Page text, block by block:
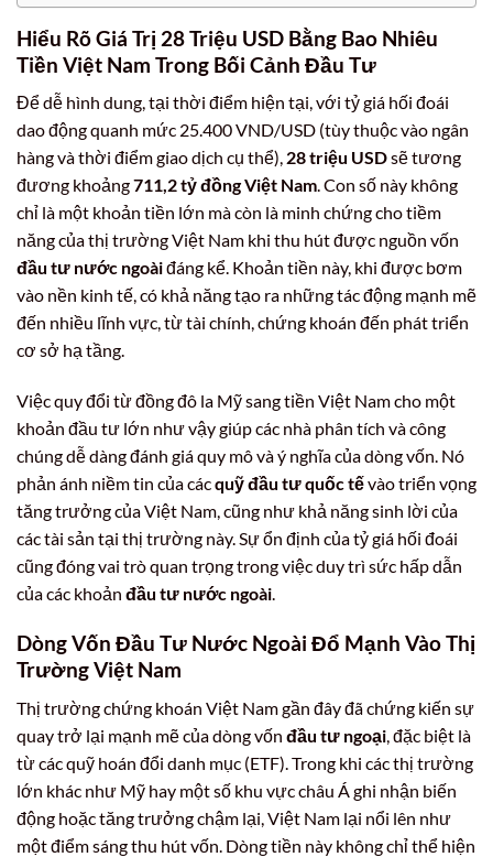
Hiểu Rõ Giá Trị 28 Triệu USD Bằng Bao Nhiêu
Tiền Việt Nam Trong Bối Cảnh Đầu Tư
Để dễ hình dung, tại thời điểm hiện tại, với tỷ giá hối đoái
dao động quanh mức 25.400 VND/USD (tùy thuộc vào ngân
hàng và thời điểm giao dịch cụ thể), 28 triệu USDsẽ tương
đương khoảng711,2 tỷ đồng Việt Nam. Con số này không
chỉ là một khoản tiền lớn mà còn là minh chứng cho tiềm
năng của thị trường Việt Nam khi thu hút được nguồn vốn
đầu tư nước ngoàiđáng kể. Khoản tiền này, khi được bơm
vào nền kinh tế, có khả năng tạo ra những tác động mạnh mẽ
đến nhiều lĩnh vực, từ tài chính, chứng khoán đến phát triển
cơ sở hạ tầng.
Việc quy đổi từ đồng đô la Mỹ sang tiền Việt Nam cho một
khoản đầu tư lớn như vậy giúp các nhà phân tích và công
chúng dễ dàng đánh giá quy mô và ý nghĩa của dòng vốn. Nó
phản ánh niềm tin của cácquỹ đầu tư quốc tếvào triển vọng
tăng trưởng của Việt Nam, cũng như khả năng sinh lời của
các tài sản tại thị trường này. Sự ổn định của tỷ giá hối đoái
cũng đóng vai trò quan trọng trong việc duy trì sức hấp dẫn
của các khoản đầu tư nước ngoài.
Dòng Vốn Đầu Tư Nước Ngoài Đổ Mạnh Vào Thị
Trường Việt Nam
Thị trường chứng khoán Việt Nam gần đây đã chứng kiến sự
quay trở lại mạnh mẽ của dòng vốn đầu tư ngoại , đặc biệt là
từ các quỹ hoán đổi danh mục (ETF). Trong khi các thị trường
lớn khác như Mỹ hay một số khu vực châu Á ghi nhận biến
động hoặc tăng trưởng chậm lại, Việt Nam lại nổi lên như
một điểm sáng thu hút vốn. Dòng tiền này không chỉ thể hiện